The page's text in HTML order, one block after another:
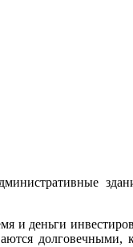
и деньги
долговечными,